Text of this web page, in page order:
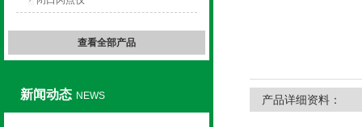
查看全部产品
新闻动态 NEWS 产品详细资料：